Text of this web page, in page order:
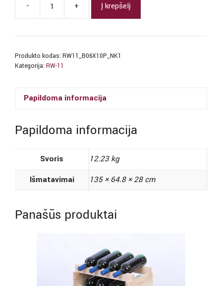
-
produkto
RW-
6
(natūrali
+ Į krepšelį
Produkto kodas: RW11_B06X10P_NK1
Kategorija: RW-11
Papildoma informacija
Papildoma informacija
Svoris
12.23 kg
Išmatavimai
135 × 64.8 × 28 cm
Panašūs produktai